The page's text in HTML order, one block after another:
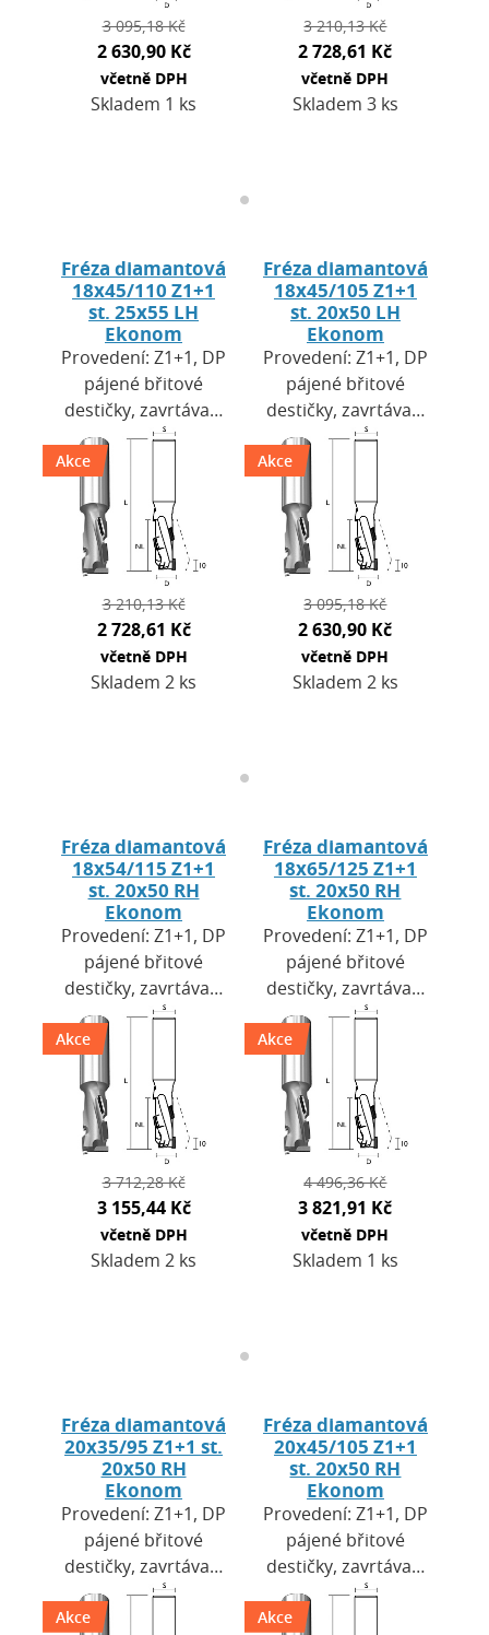
3 095,18 Kč
2 630,90 Kč
včetně DPH
Skladem 1 ks
3 210,13 Kč
2 728,61 Kč
včetně DPH
Skladem 3 ks
Fréza diamantová
18x45/110 Z1+1
st. 25x55 LH
Ekonom
Provedení: Z1+1, DP
pájené břitové
destičky, zavrtávací
břit HW. Výška
destiček H=2,5 mm.
Použití: pro CNC
obráběcí centra a…
Akce
3 210,13 Kč
2 728,61 Kč
včetně DPH
Skladem 2 ks
Fréza diamantová
18x45/105 Z1+1
st. 20x50 LH
Ekonom
Provedení: Z1+1, DP
pájené břitové
destičky, zavrtávací
břit HW. Výška
destiček H=2,5 mm.
Použití: pro CNC
obráběcí centra a…
Akce
3 095,18 Kč
2 630,90 Kč
včetně DPH
Skladem 2 ks
Fréza diamantová
18x54/115 Z1+1
st. 20x50 RH
Ekonom
Provedení: Z1+1, DP
pájené břitové
destičky, zavrtávací
břit HW. Výška
destiček H=2,5 mm.
Použití: pro CNC
obráběcí centra a…
Akce
3 712,28 Kč
3 155,44 Kč
včetně DPH
Skladem 2 ks
Fréza diamantová
18x65/125 Z1+1
st. 20x50 RH
Ekonom
Provedení: Z1+1, DP
pájené břitové
destičky, zavrtávací
břit HW. Výška
destiček H=2,5 mm.
Použití: pro CNC
obráběcí centra a…
Akce
4 496,36 Kč
3 821,91 Kč
včetně DPH
Skladem 1 ks
Fréza diamantová
20x35/95 Z1+1 st.
20x50 RH
Ekonom
Provedení: Z1+1, DP
pájené břitové
destičky, zavrtávací
břit HW. Výška
destiček H=2,5 mm.
Akce
Fréza diamantová
20x45/105 Z1+1
st. 20x50 RH
Ekonom
Provedení: Z1+1, DP
pájené břitové
destičky, zavrtávací
břit HW. Výška
destiček H=2,5 mm.
Akce